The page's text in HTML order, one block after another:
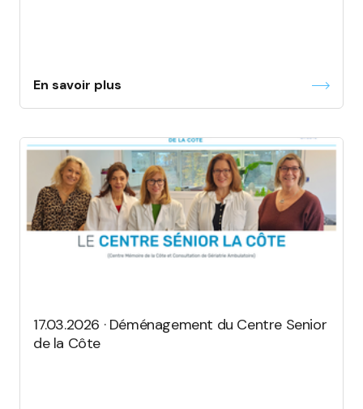
En savoir plus
17.03.2026 · Déménagement du Centre Senior
de la Côte